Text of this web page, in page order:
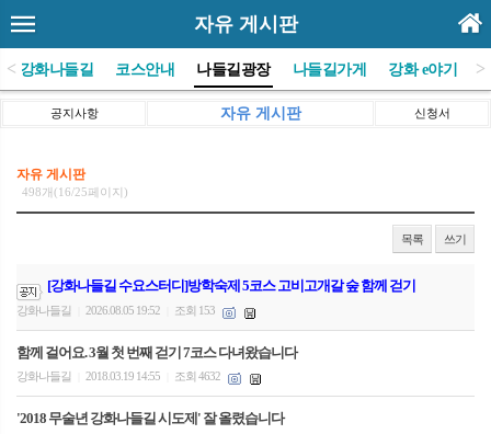
자유 게시판
<)강화나들길 코스안내 나들길광장 나들길가게 강화 e야기 >
공지사항 자유 게시판 신청서
자유 게시판
498개(16/25페이지)
목록 쓰기
[강화나들길 수요스터디]방학숙제 5코스 고비고개갈 숲 함께 걷기
강화나들길 2026.08.05 19:52 조회 153
함께 걸어요. 3월 첫 번째 걷기 7코스 다녀왔습니다
강화나들길 2018.03.19 14:55 조회 4632
'2018 무술년 강화나들길 시도제' 잘 올렸습니다